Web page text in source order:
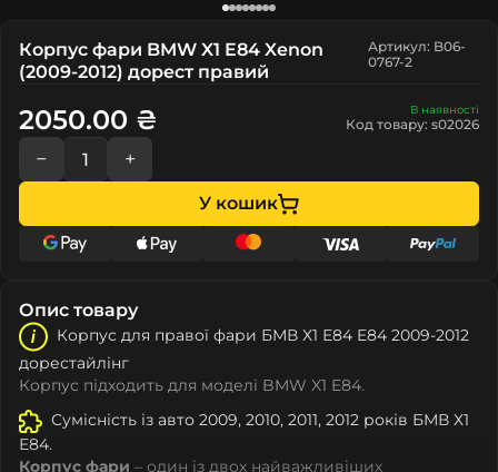
Корпус фари BMW X1 E84 Xenon
(2009-2012) дорест правий
Артикул: B06-
0767-2
В наявності
Код товару: s02026
2050.00 ₴
− +
У кошик
Опис товару
Корпус для правої фари БМВ Х1 Е84 E84 2009-2012
дорестайлінг
Корпус підходить для моделі BMW X1 E84.
Сумісність із авто 2009, 2010, 2011, 2012 років БМВ Х1
Е84.
Корпус фари – один із двох найважливіших